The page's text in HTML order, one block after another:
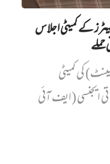
کے کمیٹی اجلاس
کی کمیٹی
ایجنسی (ایف آئی